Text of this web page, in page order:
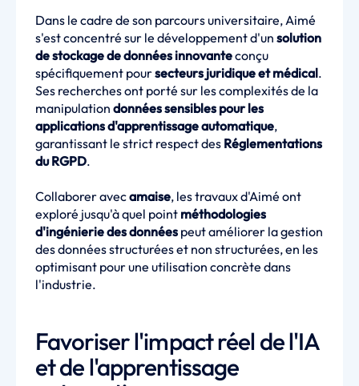
Dans le cadre de son parcours universitaire, Aimé
s'est concentré sur le développement d'un solution
de stockage de données innovanteconçu
spécifiquement poursecteurs juridique et médical.
Ses recherches ont porté sur les complexités de la
manipulation données sensibles pour les
applications d'apprentissage automatique,
garantissant le strict respect des Réglementations
du RGPD.
Collaborer avecamaise, les travaux d'Aimé ont
exploré jusqu'à quel point méthodologies
d'ingénierie des données peut améliorer la gestion
des données structurées et non structurées, en les
optimisant pour une utilisation concrète dans
l'industrie.
Favoriser l'impact réel de l'IA
et de l'apprentissage